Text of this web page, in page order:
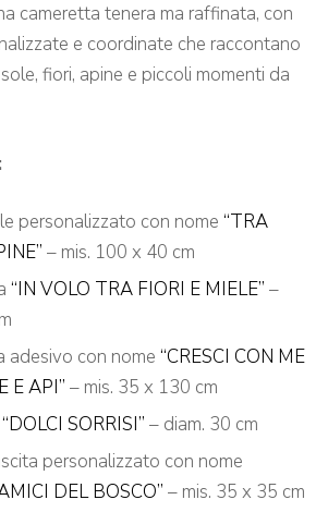
cameretta tenera ma raffinata, con
e coordinate che raccontano
fiori, apine e piccoli momenti da
personalizzato con nome “TRA
– mis. 100 x 40 cm
“IN VOLO TRA FIORI E MIELE” –
adesivo con nome “CRESCI CON ME
E API” – mis. 35 x 130 cm
“DOLCI SORRISI” – diam. 30 cm
personalizzato con nome
DEL BOSCO” – mis. 35 x 35 cm